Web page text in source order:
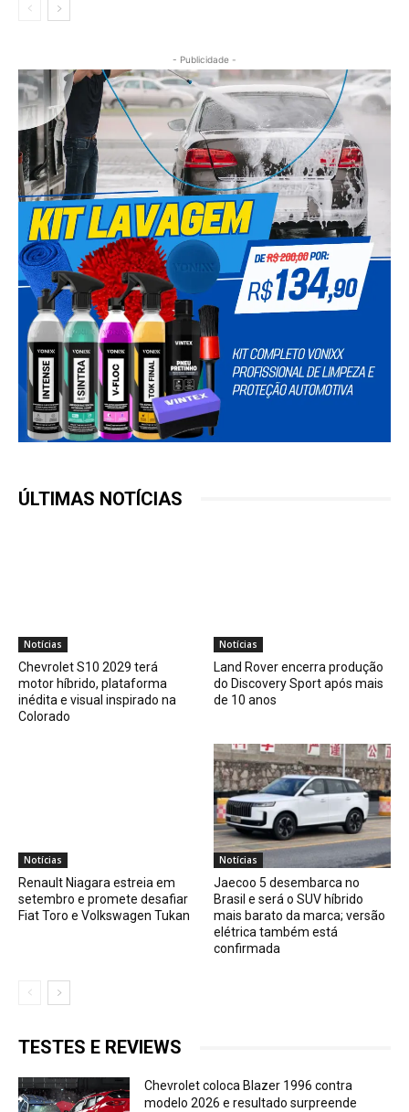
- Publicidade -
ÚLTIMAS NOTÍCIAS
Notícias
Chevrolet S10 2029 terá
motor híbrido, plataforma
inédita e visual inspirado na
Colorado
Notícias
Land Rover encerra produção
do Discovery Sport após mais
de 10 anos
Notícias
Renault Niagara estreia em
setembro e promete desafiar
Fiat Toro e Volkswagen Tukan
Notícias
Jaecoo 5 desembarca no
Brasil e será o SUV híbrido
mais barato da marca; versão
elétrica também está
confirmada
TESTES E REVIEWS
Chevrolet coloca Blazer 1996 contra
modelo 2026 e resultado surpreende